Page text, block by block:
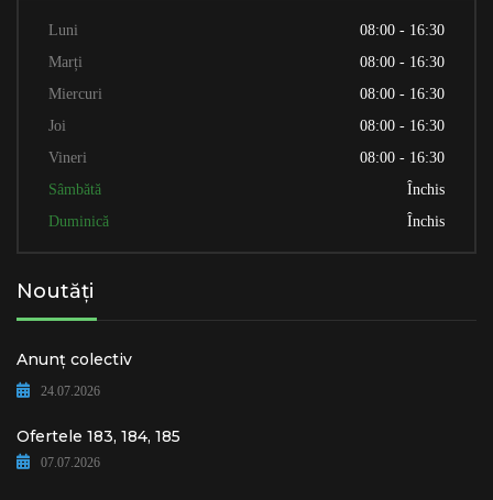
Luni
08:00 - 16:30
Marți
08:00 - 16:30
Miercuri
08:00 - 16:30
Joi
08:00 - 16:30
Vineri
08:00 - 16:30
Sâmbătă
Închis
Duminică
Închis
Noutăți
Anunț colectiv
24.07.2026
Ofertele 183, 184, 185
07.07.2026